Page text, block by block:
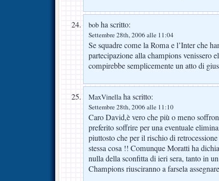
bob ha scritto:
Settembre 28th, 2006 alle 11:04
Se squadre come la Roma e l’Inter che
partecipazione alla champions venissero
compirebbe semplicemente un atto di
MaxVinellaha scritto:
Settembre 28th, 2006 alle 11:10
Caro David,è vero che più o meno
preferito soffrire per una eventuale
piuttosto che per il rischio di
stessa cosa !! Comunque Moratti ha
nulla della sconfitta di ieri sera, tanto in
Champions riusciranno a farsela